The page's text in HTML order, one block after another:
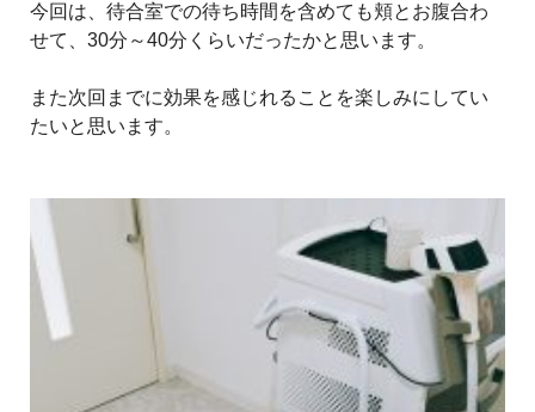
今回は、待合室での待ち時間を含めても頬とお腹合わ
せて、30分～40分くらいだったかと思います。
また次回までに効果を感じれることを楽しみにしてい
たいと思います。